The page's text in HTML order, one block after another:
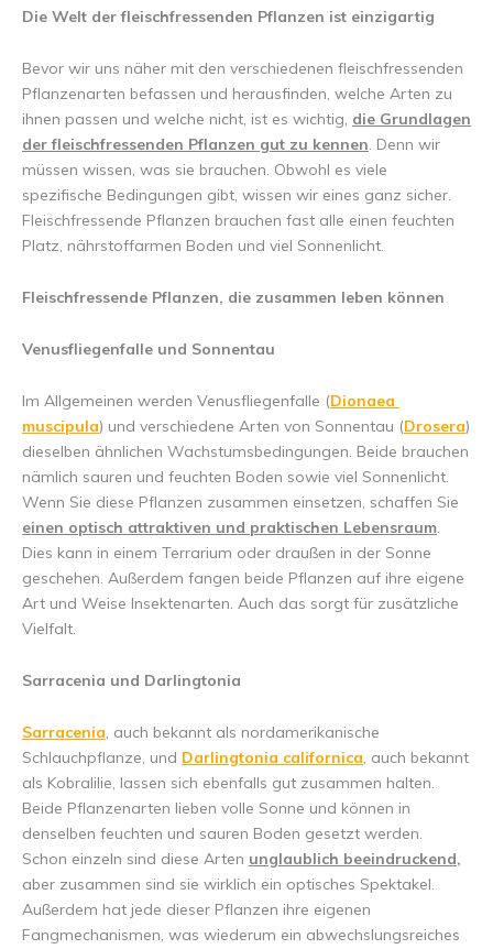
Die Welt der fleischfressenden Pflanzen ist einzigartig
Bevor wir uns näher mit den verschiedenen fleischfressenden
Pflanzenarten befassen und herausfinden, welche Arten zu
ihnen passen und welche nicht, ist es wichtig, die Grundlagen
der fleischfressenden Pflanzen gut zu kennen. Denn wir
müssen wissen, was sie brauchen. Obwohl es viele
spezifische Bedingungen gibt, wissen wir eines ganz sicher.
Fleischfressende Pflanzen brauchen fast alle einen feuchten
Platz, nährstoffarmen Boden und viel Sonnenlicht.
Fleischfressende Pflanzen, die zusammen leben können
Venusfliegenfalle und Sonnentau
Im Allgemeinen werden Venusfliegenfalle (Dionaea
muscipula) und verschiedene Arten von Sonnentau (Drosera)
dieselben ähnlichen Wachstumsbedingungen. Beide brauchen
nämlich sauren und feuchten Boden sowie viel Sonnenlicht.
Wenn Sie diese Pflanzen zusammen einsetzen, schaffen Sie
einen optisch attraktiven und praktischen Lebensraum.
Dies kann in einem Terrarium oder draußen in der Sonne
geschehen. Außerdem fangen beide Pflanzen auf ihre eigene
Art und Weise Insektenarten. Auch das sorgt für zusätzliche
Vielfalt.
Sarracenia und Darlingtonia
Sarracenia, auch bekannt als nordamerikanische
Schlauchpflanze, und Darlingtonia californica, auch bekannt
als Kobralilie, lassen sich ebenfalls gut zusammen halten.
Beide Pflanzenarten lieben volle Sonne und können in
denselben feuchten und sauren Boden gesetzt werden.
Schon einzeln sind diese Arten unglaublich beeindruckend,
aber zusammen sind sie wirklich ein optisches Spektakel.
Außerdem hat jede dieser Pflanzen ihre eigenen
Fangmechanismen, was wiederum ein abwechslungsreiches